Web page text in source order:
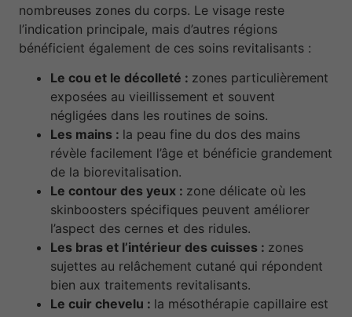
nombreuses zones du corps. Le visage reste
l’indication principale, mais d’autres régions
bénéficient également de ces soins revitalisants :
Le cou et le décolleté : zones particulièrement
exposées au vieillissement et souvent
négligées dans les routines de soins.
Les mains : la peau fine du dos des mains
révèle facilement l’âge et bénéficie grandement
de la biorevitalisation.
Le contour des yeux : zone délicate où les
skinboosters spécifiques peuvent améliorer
l’aspect des cernes et des ridules.
Les bras et l’intérieur des cuisses : zones
sujettes au relâchement cutané qui répondent
bien aux traitements revitalisants.
Le cuir chevelu : la mésothérapie capillaire est